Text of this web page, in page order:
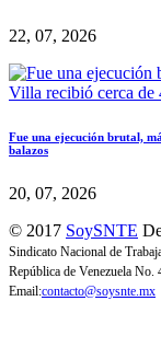
22, 07, 2026
Fue una ejecución brutal,
balazos
20, 07, 2026
© 2017 SoySNTE
Sindicato Nacional de
República de Venezuela
Email:contacto@soysnte.mx